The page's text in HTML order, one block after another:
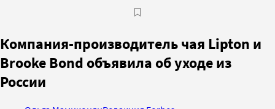
Компания-производитель чая Lipton и
Brooke Bond объявила об уходе из
России